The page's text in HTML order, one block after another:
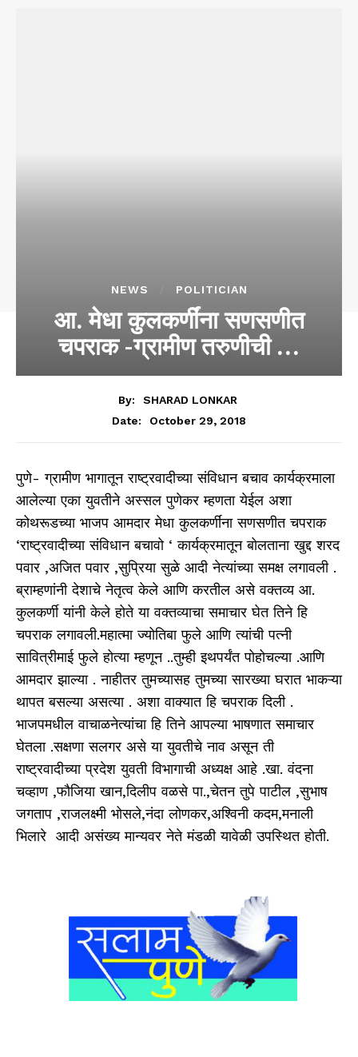
NEWS POLITICIAN
आ. मेधा कुलकर्णींना सणसणीत
चपराक -ग्रामीण तरुणीची …
By:
SHARAD LONKAR
Date:
October 29, 2018
पुणे- ग्रामीण भागातून राष्ट्रवादीच्या संविधान बचाव कार्यक्रमाला
आलेल्या एका युवतीने अस्सल पुणेकर म्हणता येईल अशा
कोथरूडच्या भाजप आमदार मेधा कुलकर्णींना सणसणीत चपराक
‘राष्ट्रवादीच्या संविधान बचावो ‘ कार्यक्रमातून बोलताना खुद्द शरद
पवार ,अजित पवार ,सुप्रिया सुळे आदी नेत्यांच्या समक्ष लगावली .
ब्राम्हणांनी देशाचे नेतृत्व केले आणि करतील असे वक्तव्य आ.
कुलकर्णी यांनी केले होते या वक्तव्याचा समाचार घेत तिने हि
चपराक लगावली.महात्मा ज्योतिबा फुले आणि त्यांची पत्नी
सावित्रीमाई फुले होत्या म्हणून ..तुम्ही इथपर्यंत पोहोचल्या .आणि
आमदार झाल्या . नाहीतर तुमच्यासह तुमच्या सारख्या घरात भाकऱ्या
थापत बसल्या असत्या . अशा वाक्यात हि चपराक दिली .
भाजपमधील वाचाळनेत्यांचा हि तिने आपल्या भाषणात समाचार
घेतला .सक्षणा सलगर असे या युवतीचे नाव असून ती
राष्ट्रवादीच्या प्रदेश युवती विभागाची अध्यक्ष आहे .खा. वंदना
चव्हाण ,फौजिया खान,दिलीप वळसे पा.,चेतन तुपे पाटील ,सुभाष
जगताप ,राजलक्ष्मी भोसले,नंदा लोणकर,अश्विनी कदम,मनाली
भिलारे आदी असंख्य मान्यवर नेते मंडळी यावेळी उपस्थित होती.